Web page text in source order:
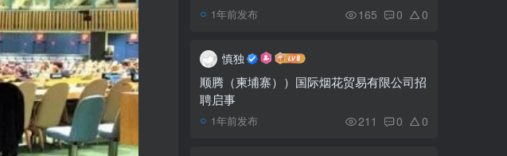
新冠 所有参与抗议者将进行
Hidden Leaf Resort
1年前发布 165 0 0
慎独
顺腾（柬埔寨））国际烟花贸易有限公司招
聘启事
1年前发布 211 0 0